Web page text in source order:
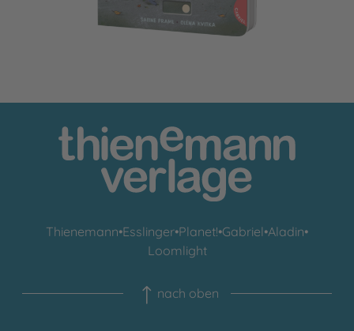
Thienemann•Esslinger•Planet!•Gabriel•Aladin•
Loomlight
nach oben